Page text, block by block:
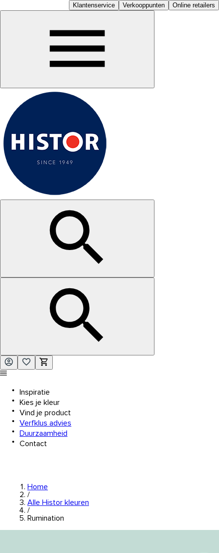
Klantenservice Verkooppunten Online retailers
Inspiratie
Kies je kleur
Vind je product
Verfklus advies
Duurzaamheid
Contact
Home
/
Alle Histor kleuren
/
Rumination